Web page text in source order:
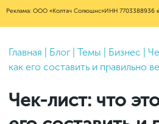
Е-коммерс
Недвижимость
HoReCa
Бьюти
Услуги
2024
2022
2021
2020
Новые продукты
Обновления
Обучение работы с
Calltouch
Индекс здоровья
Mental Health
Привлечение
Аналитика
Callday
MeetUp
Реклама: ООО «Колтач Солюшнс»ИНН 7703388936
Главная Блог Темы Бизнес
как его составить и правильно
Чек-лист: что